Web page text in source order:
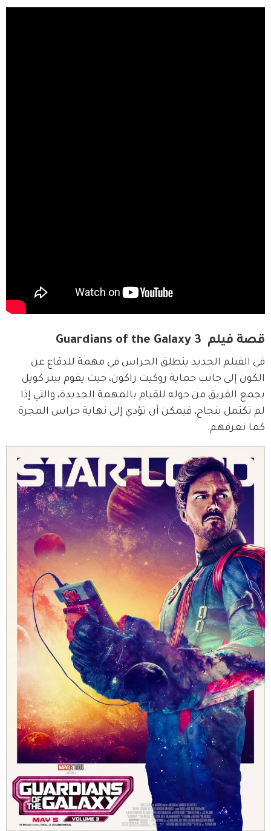
قصة فيلم Guardians of the Galaxy 3
في الفيلم الجديد ينطلق الحراس في مهمة للدفاع عن
الكون إلى جانب حماية روكيت راكون، حيث يقوم بيتر كويل
بجمع الفريق من حوله للقيام بالمهمة الجديدة، والتي إذا
لم تكتمل بنجاح، فيمكن أن تؤدي إلى نهاية حراس المجرة
كما نعرفهم.